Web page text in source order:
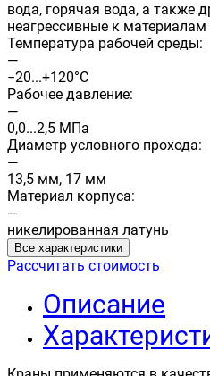
вода, горячая вода, а также
неагрессивные к материалам
Температура рабочей среды:
—
−20...+120°С
Рабочее давление:
—
0,0...2,5 МПа
Диаметр условного прохода:
—
13,5 мм, 17 мм
Материал корпуса:
—
никелированная латунь
Все характеристики
Рассчитать стоимость
Описание